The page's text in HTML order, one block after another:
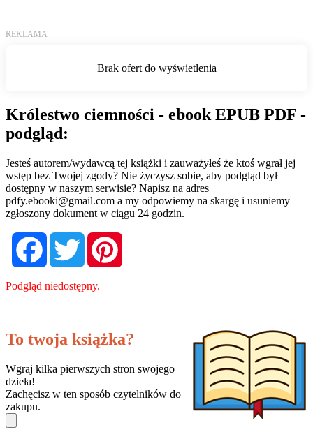
Królestwo ciemności - ebook EPUB PDF -
podgląd:
Jesteś autorem/wydawcą tej książki i zauważyłeś że ktoś wgrał jej
wstęp bez Twojej zgody? Nie życzysz sobie, aby podgląd był
dostępny w naszym serwisie? Napisz na adres
pdfy.ebooki@gmail.com a my odpowiemy na skargę i usuniemy
zgłoszony dokument w ciągu 24 godzin.
FacebookTwitter
Podgląd niedostępny.
To twoja książka?
Wgraj kilka pierwszych stron swojego
dzieła!
Zachęcisz w ten sposób czytelników do
zakupu.